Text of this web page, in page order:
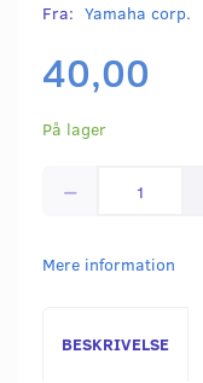
Fra: Yamaha corp.
40,00
På lager
Mere information
BESKRIVELSE